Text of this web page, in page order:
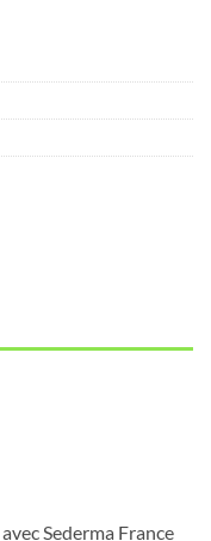
Sederma France